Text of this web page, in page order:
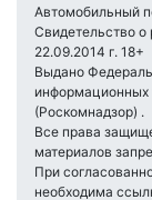
Автомобильный
Свидетельство
22.09.2014 г. 18+
Выдано
информационных
(Роскомнадзор) .
Все права
материалов
При
необходима